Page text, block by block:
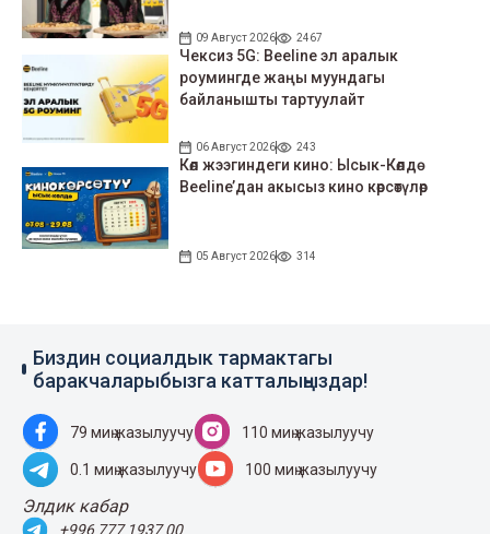
09 Август 2026 2467
Чексиз 5G: Beeline эл аралык
роумингде жаңы муундагы
байланышты тартуулайт
06 Август 2026 243
Көл жээгиндеги кино: Ысык-Көлдө
Beeline’дан акысыз кино көрсөтүлөр
05 Август 2026 314
Биздин социалдык тармактагы
баракчаларыбызга катталыңыздар!
79 миң жазылуучу 110 миң жазылуучу
0.1 миң жазылуучу 100 миң жазылуучу
Элдик кабар
+996 777 1937 00